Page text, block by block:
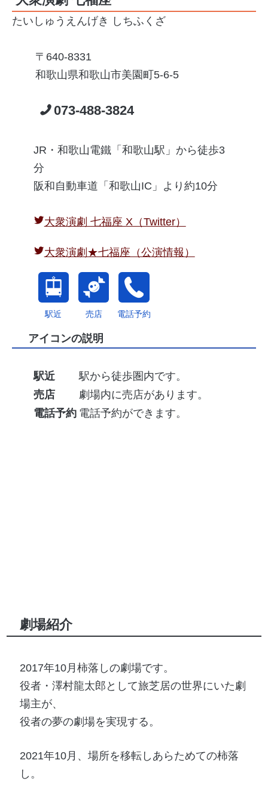
たいしゅうえんげき しちふくざ
640-8331
和歌山県和歌山市美園町5-6-5
073-488-3824
JR・和歌山電鐵「和歌山駅」から徒歩3
分
阪和自動車道「和歌山IC」より約10分
大衆演劇 七福座 X（Twitter）
大衆演劇★七福座（公演情報）
駅近 売店 電話予約
アイコンの説明
駅近
駅から徒歩圏内です。
売店
劇場内に売店があります。
電話予約 電話予約ができます。
劇場紹介
2017年10月柿落しの劇場です。
役者・澤村龍太郎として旅芝居の世界にいた劇
場主が、
役者の夢の劇場を実現する。
2021年10月、場所を移転しあらためての柿落
し。